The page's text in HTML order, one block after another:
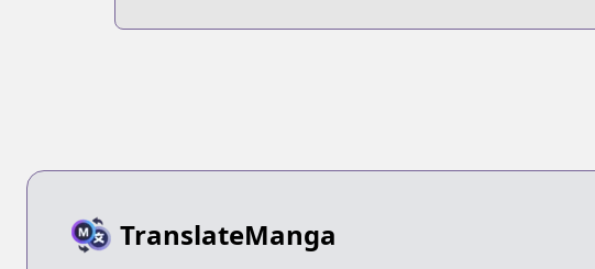
TranslateManga